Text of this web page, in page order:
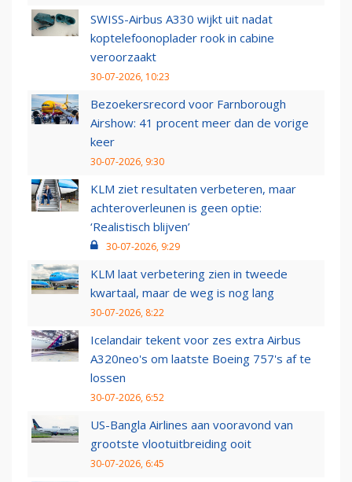
SWISS-Airbus A330 wijkt uit nadat
koptelefoonoplader rook in cabine
veroorzaakt
30-07-2026, 10:23
Bezoekersrecord voor Farnborough
Airshow: 41 procent meer dan de vorige
keer
30-07-2026, 9:30
KLM ziet resultaten verbeteren, maar
achteroverleunen is geen optie:
‘Realistisch blijven’
30-07-2026, 9:29
KLM laat verbetering zien in tweede
kwartaal, maar de weg is nog lang
30-07-2026, 8:22
Icelandair tekent voor zes extra Airbus
A320neo's om laatste Boeing 757's af te
lossen
30-07-2026, 6:52
US-Bangla Airlines aan vooravond van
grootste vlootuitbreiding ooit
30-07-2026, 6:45